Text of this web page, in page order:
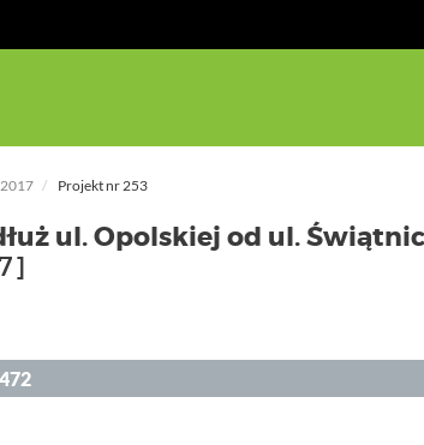
Projekt nr 253
ul. Opolskiej od ul.
472